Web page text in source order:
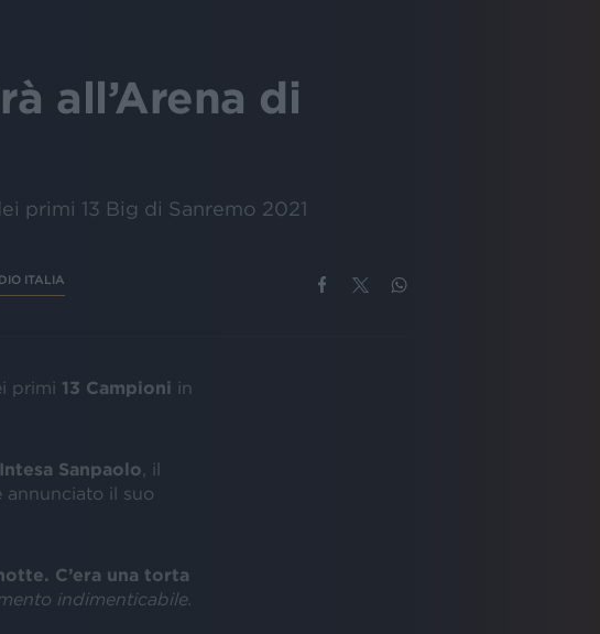
all’Arena di
primi 13 Big di Sanremo 2021
ITALIA
primi 13 Campioni in
Sanpaolo , il
annunciato il suo
C’era una torta
indimenticabile.